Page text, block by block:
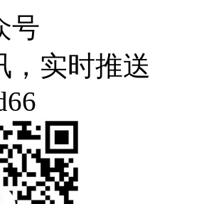
号
，实时推送